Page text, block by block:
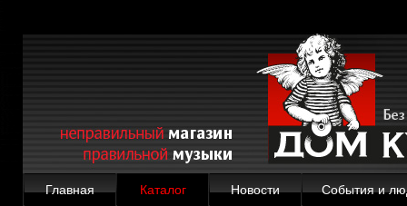
Главная Каталог Новости События и